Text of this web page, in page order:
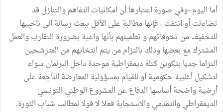
أما اليوم -وفي صورة اعتبارها أن امكانيات التفاهم والتنازل قد
تضاءلت أو انتفت - فإنها مطالبة على الأقل ببعث رسالة الى ناخبيها
للتخفيف من تخوفاتهم و تطمينهم بأنها واعية بضرورة التقارب والعمل
المشترك مع بعضها وذلك بالتزام من يتم انتخابهم من المترشحين
التزاما جديا بتكوين كتلة ديمقراطية موحدة داخل البرلمان سواء
لتشكيل أغلبية حكومية أو للقيام بمسؤولية المعارضة الناجعة على
أرضية واضحة أساسها الدفاع عن المشروع الوطني التونسي
الديمقراطي والتقدمي والاستجابة فعلا لا قولا لمطالب شباب الثورة.